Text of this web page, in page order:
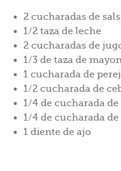
2 cucharadas de
1/2 taza de leche
2 cucharadas de
1/3 de taza de
1 cucharada de
1/2 cucharada de
1/4 de cucharada de
1/4 de cucharada
1 diente de ajo